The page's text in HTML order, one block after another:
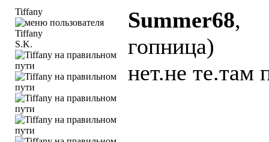
Tiffany
S.K.
Summer68,
гопница)
нет.не